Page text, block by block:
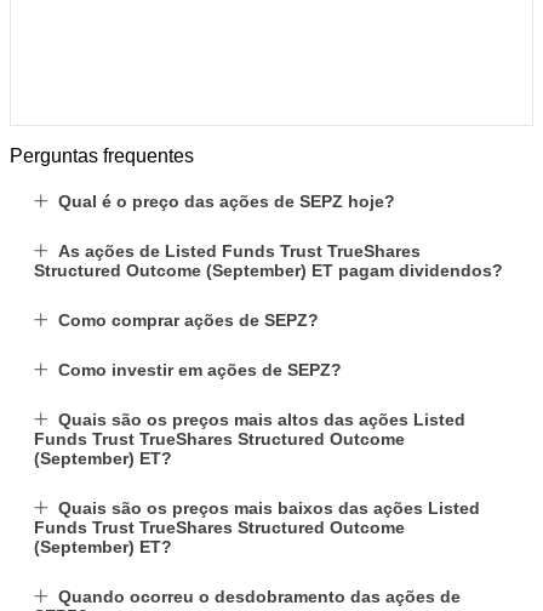
Perguntas frequentes
Qual é o preço das ações de SEPZ hoje?
As ações de Listed Funds Trust TrueShares
Structured Outcome (September) ET pagam dividendos?
Como comprar ações de SEPZ?
Como investir em ações de SEPZ?
Quais são os preços mais altos das ações Listed
Funds Trust TrueShares Structured Outcome
(September) ET?
Quais são os preços mais baixos das ações Listed
Funds Trust TrueShares Structured Outcome
(September) ET?
Quando ocorreu o desdobramento das ações de